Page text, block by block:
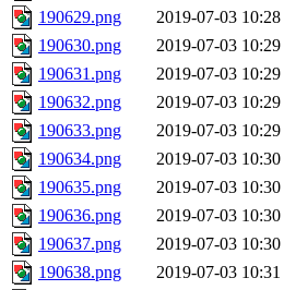
190629.png
2019-07-03 10:28
190630.png
2019-07-03 10:29
190631.png
2019-07-03 10:29
190632.png
2019-07-03 10:29
190633.png
2019-07-03 10:29
190634.png
2019-07-03 10:30
190635.png
2019-07-03 10:30
190636.png
2019-07-03 10:30
190637.png
2019-07-03 10:30
190638.png
2019-07-03 10:31